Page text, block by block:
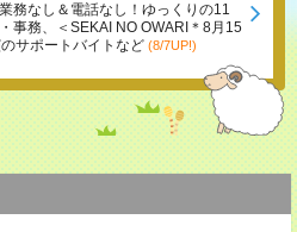
務なし＆電話なし！ゆっくりの11
事務、＜SEKAI NO OWARI＊8月15
サポートバイトなど (8/7UP!)